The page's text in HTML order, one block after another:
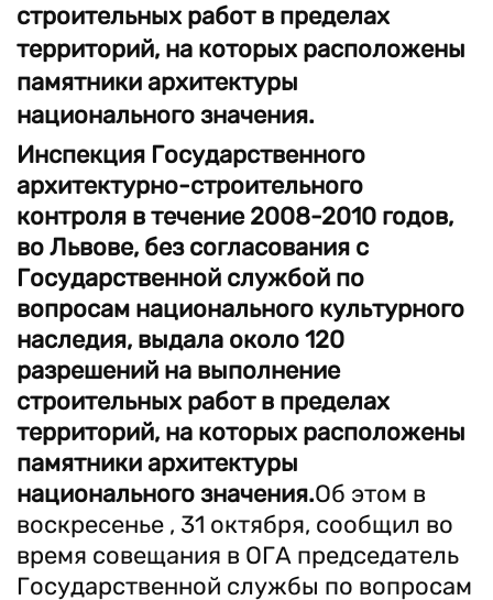
строительных работ в пределах
территорий, на которых расположены
памятники архитектуры
национального значения.
Инспекция Государственного
архитектурно-строительного
контроля в течение 2008-2010 годов,
во Львове, без согласования с
Государственной службой по
вопросам национального культурного
наследия, выдала около 120
разрешений на выполнение
строительных работ в пределах
территорий, на которых расположены
памятники архитектуры
национального значения.Об этом в
воскресенье , 31 октября, сообщил во
время совещания в ОГА председатель
Государственной службы по вопросам